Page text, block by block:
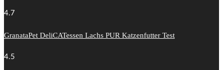
4.7
GranataPet DeliCATessen Lachs PUR Katzenfutter Test
4.5